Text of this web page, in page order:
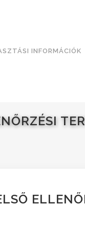
INFORMÁCIÓK